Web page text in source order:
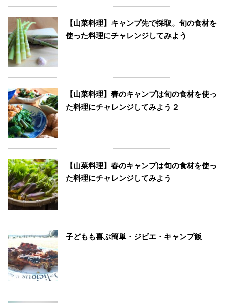
【山菜料理】キャンプ先で採取。旬の食材を
使った料理にチャレンジしてみよう
【山菜料理】春のキャンプは旬の食材を使っ
た料理にチャレンジしてみよう２
【山菜料理】春のキャンプは旬の食材を使っ
た料理にチャレンジしてみよう
子どもも喜ぶ簡単・ジビエ・キャンプ飯